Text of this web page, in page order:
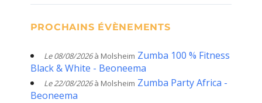
PROCHAINS ÉVÈNEMENTS
Le 08/08/2026à Molsheim Zumba 100 % Fitness
Black & White - Beoneema
Le 22/08/2026à Molsheim Zumba Party Africa -
Beoneema